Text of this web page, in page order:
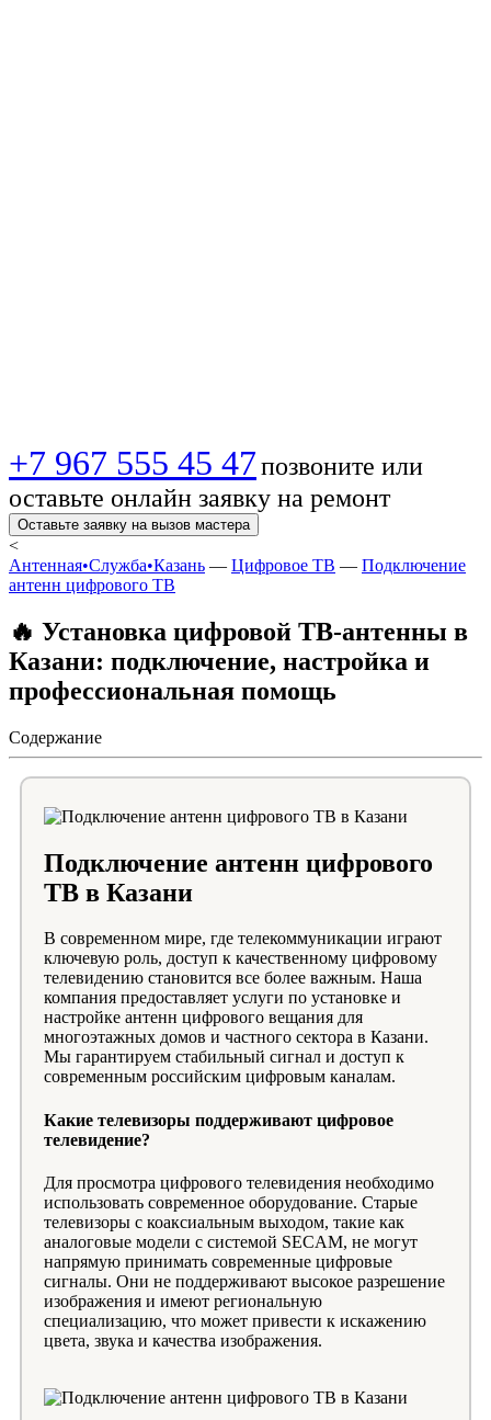
+7 967 555 45 47позвоните или
оставьте онлайн заявку на ремонт
Оставьте заявку на вызов мастера
<
Антенная•Служба•Казань — Цифровое ТВ — Подключение
антенн цифрового ТВ
🔥 Установка цифровой ТВ-антенны в
Казани: подключение, настройка и
профессиональная помощь
Содержание
Подключение антенн цифрового
ТВ в Казани
В современном мире, где телекоммуникации играют
ключевую роль, доступ к качественному цифровому
телевидению становится все более важным. Наша
компания предоставляет услуги по установке и
настройке антенн цифрового вещания для
многоэтажных домов и частного сектора в Казани.
Мы гарантируем стабильный сигнал и доступ к
современным российским цифровым каналам.
Какие телевизоры поддерживают цифровое
телевидение?
Для просмотра цифрового телевидения необходимо
использовать современное оборудование. Старые
телевизоры с коаксиальным выходом, такие как
аналоговые модели с системой SECAM, не могут
напрямую принимать современные цифровые
сигналы. Они не поддерживают высокое разрешение
изображения и имеют региональную
специализацию, что может привести к искажению
цвета, звука и качества изображения.